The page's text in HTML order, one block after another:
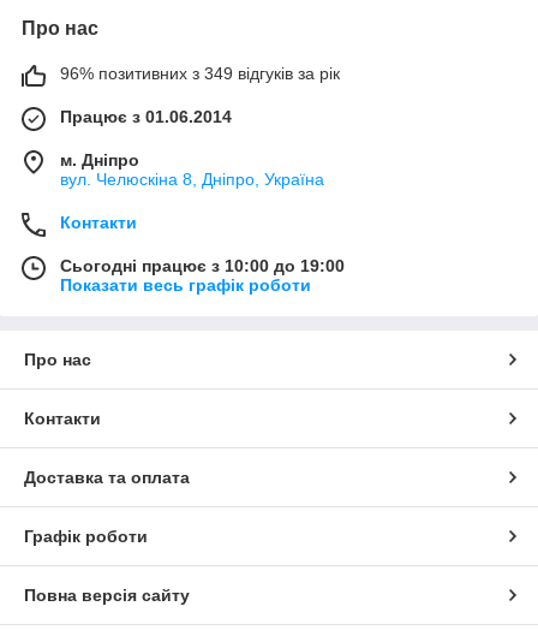
Про нас
96% позитивних з 349 відгуків за рік
Працює з 01.06.2014
м. Дніпро
вул. Челюскіна 8, Дніпро, Україна
Контакти
Сьогодні працює з 10:00 до 19:00
Показати весь графік роботи
Про нас
Контакти
Доставка та оплата
Графік роботи
Повна версія сайту